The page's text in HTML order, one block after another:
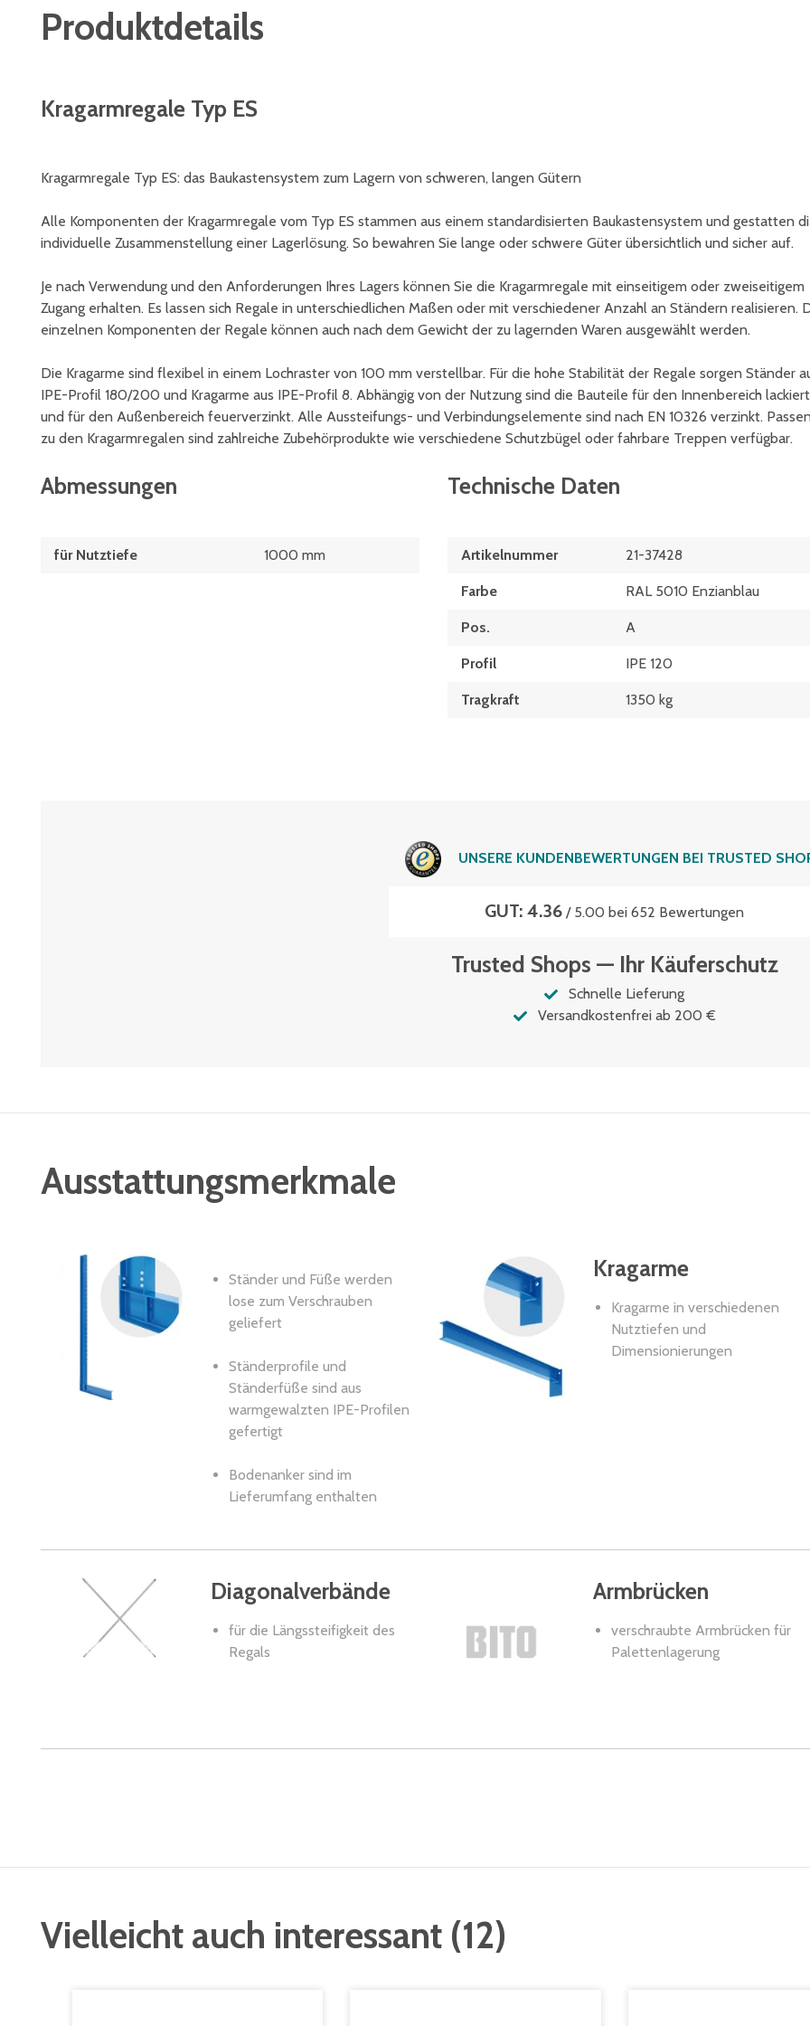
Produktdetails
Kragarmregale Typ ES
Kragarmregale Typ ES: das Baukastensystem zum Lagern von schweren, langen Gütern
Alle Komponenten der Kragarmregale vom Typ ES stammen aus einem standardisierten Baukastensystem und gestatten
individuelle Zusammenstellung einer Lagerlösung. So bewahren Sie lange oder schwere Güter übersichtlich und sicher auf.
Je nach Verwendung und den Anforderungen Ihres Lagers können Sie die Kragarmregale mit einseitigem oder zweiseitigem
Zugang erhalten. Es lassen sich Regale in unterschiedlichen Maßen oder mit verschiedener Anzahl an Ständern realisieren.
einzelnen Komponenten der Regale können auch nach dem Gewicht der zu lagernden Waren ausgewählt werden.
Die Kragarme sind flexibel in einem Lochraster von 100 mm verstellbar. Für die hohe Stabilität der Regale sorgen Ständer
IPE-Profil 180/200 und Kragarme aus IPE-Profil 8. Abhängig von der Nutzung sind die Bauteile für den Innenbereich lackiert
und für den Außenbereich feuerverzinkt. Alle Aussteifungs- und Verbindungselemente sind nach EN 10326 verzinkt.
zu den Kragarmregalen sind zahlreiche Zubehörprodukte wie verschiedene Schutzbügel oder fahrbare Treppen verfügbar.
Abmessungen
für Nutztiefe 1000 mm
Technische Daten
Artikelnummer 21-37428
Farbe RAL 5010 Enzianblau
Pos. A
Profil IPE 120
Tragkraft 1350 kg
UNSERE KUNDENBEWERTUNGEN BEI TRUSTED
GUT: 4.36 / 5.00 bei 652 Bewertungen
Trusted Shops — Ihr Käuferschutz
Schnelle Lieferung
Versandkostenfrei ab 200 €
Ausstattungsmerkmale
Ständer und Füße werden
lose zum Verschrauben
geliefert
Ständerprofile und
Ständerfüße sind aus
warmgewalzten IPE-Profilen
gefertigt
Bodenanker sind im
Lieferumfang enthalten
Kragarme
Kragarme in verschiedenen
Nutztiefen und
Dimensionierungen
Diagonalverbände
für die Längssteifigkeit des
Regals
Armbrücken
verschraubte Armbrücken für
Palettenlagerung
Vielleicht auch interessant (12)